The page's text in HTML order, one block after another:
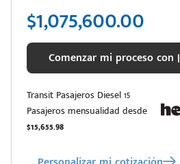
$1,075,600.00
Comenzar mi proceso con |
Transit Pasajeros Diesel 15
Pasajeros mensualidad desde
$15,655.98